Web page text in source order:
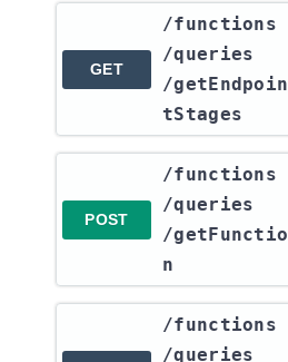
GET
​/functions​
/queries​
/getEndpoin
tStages
POST
​/functions​
/queries​
/getFunctio
n
​/functions​
/queries​